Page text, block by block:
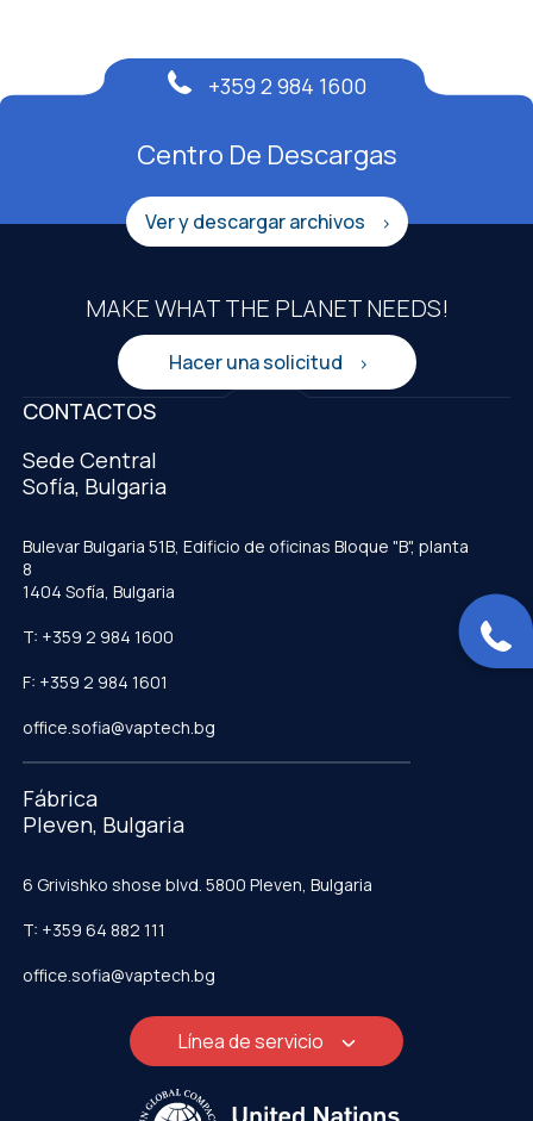
Centro De Descargas
Ver y descargar archivos
+359 2 984 1600
MAKE WHAT THE PLANET NEEDS!
Hacer una solicitud
CONTACTOS
Sede Central
Sofía, Bulgaria
Bulevar Bulgaria 51B, Edificio de oficinas Bloque "B", planta
8
1404 Sofía, Bulgaria
T: +359 2 984 1600
F: +359 2 984 1601
office.sofia@vaptech.bg
Fábrica
Pleven, Bulgaria
6 Grivishko shose blvd. 5800 Pleven, Bulgaria
T: +359 64 882 111
office.sofia@vaptech.bg
Línea de servicio